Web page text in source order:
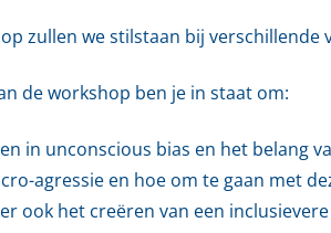
zullen we stilstaan bij verschillende
de workshop ben je in staat om:
in unconscious bias en het belang
agressie en hoe om te gaan met
ook het creëren van een